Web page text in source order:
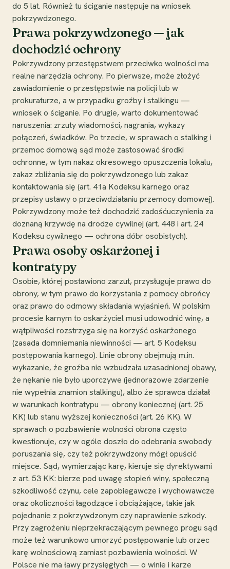
do 5 lat. Również tu ściganie następuje na wniosek
pokrzywdzonego.
Prawa pokrzywdzonego — jak
dochodzić ochrony
Pokrzywdzony przestępstwem przeciwko wolności ma
realne narzędzia ochrony. Po pierwsze, może złożyć
zawiadomienie o przestępstwie na policji lub w
prokuraturze, a w przypadku groźby i stalkingu —
wniosek o ściganie. Po drugie, warto dokumentować
naruszenia: zrzuty wiadomości, nagrania, wykazy
połączeń, świadków. Po trzecie, w sprawach o stalking i
przemoc domową sąd może zastosować środki
ochronne, w tym nakaz okresowego opuszczenia lokalu,
zakaz zbliżania się do pokrzywdzonego lub zakaz
kontaktowania się (art. 41a Kodeksu karnego oraz
przepisy ustawy o przeciwdziałaniu przemocy domowej).
Pokrzywdzony może też dochodzić zadośćuczynienia za
doznaną krzywdę na drodze cywilnej (art. 448 i art. 24
Kodeksu cywilnego — ochrona dóbr osobistych).
Prawa osoby oskarżonej i
kontratypy
Osobie, której postawiono zarzut, przysługuje prawo do
obrony, w tym prawo do korzystania z pomocy obrońcy
oraz prawo do odmowy składania wyjaśnień. W polskim
procesie karnym to oskarżyciel musi udowodnić winę, a
wątpliwości rozstrzyga się na korzyść oskarżonego
(zasada domniemania niewinności — art. 5 Kodeksu
postępowania karnego). Linie obrony obejmują m.in.
wykazanie, że groźba nie wzbudzała uzasadnionej obawy,
że nękanie nie było uporczywe (jednorazowe zdarzenie
nie wypełnia znamion stalkingu), albo że sprawca działał
w warunkach kontratypu — obrony koniecznej (art. 25
KK) lub stanu wyższej konieczności (art. 26 KK). W
sprawach o pozbawienie wolności obrona często
kwestionuje, czy w ogóle doszło do odebrania swobody
poruszania się, czy też pokrzywdzony mógł opuścić
miejsce. Sąd, wymierzając karę, kieruje się dyrektywami
z art. 53 KK: bierze pod uwagę stopień winy, społeczną
szkodliwość czynu, cele zapobiegawcze i wychowawcze
oraz okoliczności łagodzące i obciążające, takie jak
pojednanie z pokrzywdzonym czy naprawienie szkody.
Przy zagrożeniu nieprzekraczającym pewnego progu sąd
może też warunkowo umorzyć postępowanie lub orzec
karę wolnościową zamiast pozbawienia wolności. W
Polsce nie ma ławy przysięgłych — o winie i karze